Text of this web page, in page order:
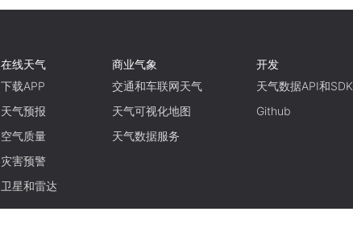
在线天气
下载APP
天气预报
空气质量
灾害预警
卫星和雷达
商业气象
交通和车联网天气
天气可视化地图
天气数据服务
开发
天气数据API和SDK
Github